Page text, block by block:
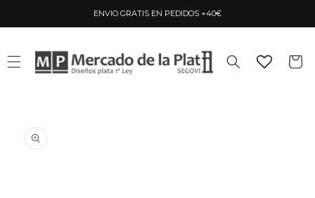
al contenido
ENVIO GRATIS EN PEDIDOS +40€
Carrito
información